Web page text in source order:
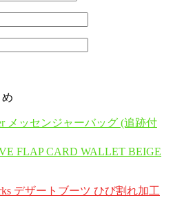
メッセンジャーバッグ (追跡付
FLAP CARD WALLET BEIGE
デザートブーツ ひび割れ加工